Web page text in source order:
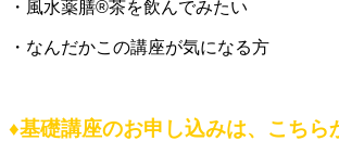
・風水薬膳®茶を飲んでみたい
・なんだかこの講座が気になる方
♦基礎講座のお申し込みは、こちら